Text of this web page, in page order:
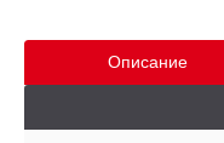
Описание